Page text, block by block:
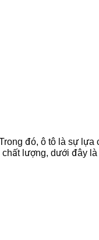
đó, ô tô là sự
lượng, dưới đây là